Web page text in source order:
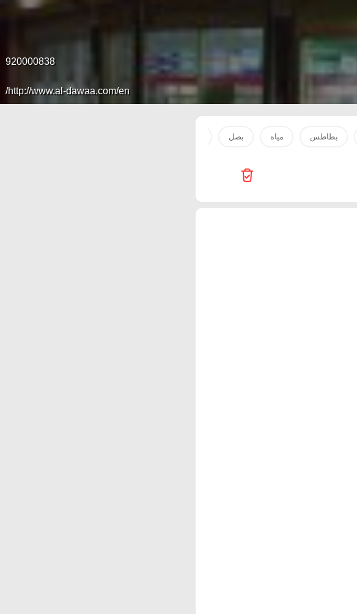
920000838
http://www.al-dawaa.com/en/
بطاطس مياه بصل